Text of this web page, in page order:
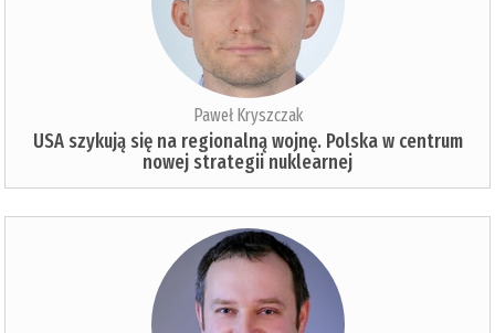
Paweł Kryszczak
USA szykują się na regionalną wojnę. Polska w centrum
nowej strategii nuklearnej